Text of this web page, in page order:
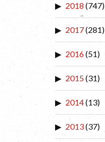
2018 (747)
2017(281)
2016(51)
2015(31)
2014(13)
2013(37)